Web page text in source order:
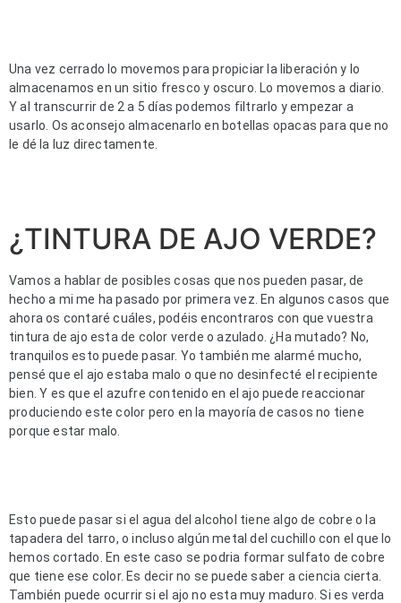
Una vez cerrado lo movemos para propiciar la liberación y lo
almacenamos en un sitio fresco y oscuro. Lo movemos a diario.
Y al transcurrir de 2 a 5 días podemos filtrarlo y empezar a
usarlo. Os aconsejo almacenarlo en botellas opacas para que no
le dé la luz directamente.
¿TINTURA DE AJO VERDE?
Vamos a hablar de posibles cosas que nos pueden pasar, de
hecho a mi me ha pasado por primera vez. En algunos casos que
ahora os contaré cuáles, podéis encontraros con que vuestra
tintura de ajo esta de color verde o azulado. ¿Ha mutado? No,
tranquilos esto puede pasar. Yo también me alarmé mucho,
pensé que el ajo estaba malo o que no desinfecté el recipiente
bien. Y es que el azufre contenido en el ajo puede reaccionar
produciendo este color pero en la mayoría de casos no tiene
porque estar malo.
Esto puede pasar si el agua del alcohol tiene algo de cobre o la
tapadera del tarro, o incluso algún metal del cuchillo con el que lo
hemos cortado. En este caso se podria formar sulfato de cobre
que tiene ese color. Es decir no se puede saber a ciencia cierta.
También puede ocurrir si el ajo no esta muy maduro. Si es verda